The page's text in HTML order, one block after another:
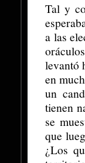
Tal y
a las
levantó
en
un
tienen
se
que
¿Los